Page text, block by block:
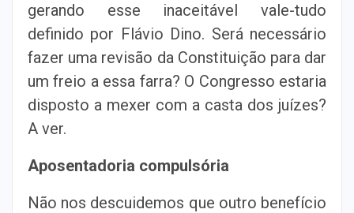
gerando esse inaceitável vale-tudo
definido por Flávio Dino. Será necessário
fazer uma revisão da Constituição para dar
um freio a essa farra? O Congresso estaria
disposto a mexer com a casta dos juízes?
A ver.
Aposentadoria compulsória
Não nos descuidemos que outro benefício